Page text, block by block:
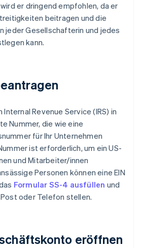
er dringend empfohlen, da er
beitragen und die
jeder Gesellschafterin und jedes
kann.
Internal Revenue Service (IRS) in
Nummer, die wie eine
für Ihr Unternehmen
ist erforderlich, um ein US-
und Mitarbeiter/innen
Personen können eine EIN
Formular SS-4 ausfüllen und
oder Telefon stellen.
eröffnen